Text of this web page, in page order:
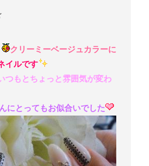
クリーミーベージュカラーに
イルです
つもとちょっと雰囲気が変わ
にとってもお似合いでした